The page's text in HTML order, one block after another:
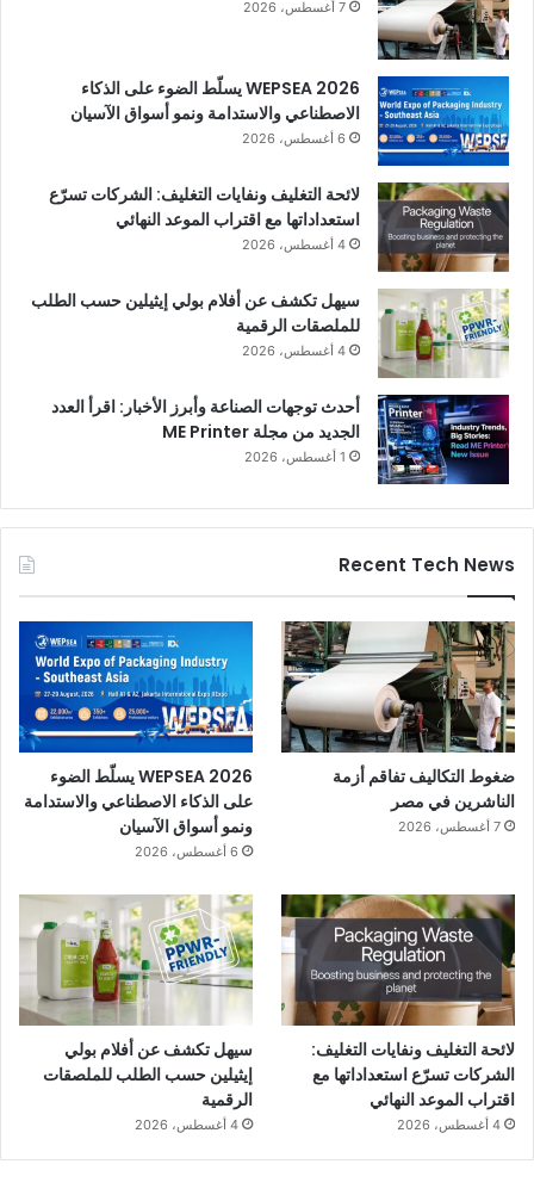
7 أغسطس، 2026
WEPSEA 2026 يسلّط الضوء على الذكاء
الاصطناعي والاستدامة ونمو أسواق الآسيان
6 أغسطس، 2026
لائحة التغليف ونفايات التغليف: الشركات تسرّع
استعداداتها مع اقتراب الموعد النهائي
4 أغسطس، 2026
سيهل تكشف عن أفلام بولي إيثيلين حسب الطلب
للملصقات الرقمية
4 أغسطس، 2026
أحدث توجهات الصناعة وأبرز الأخبار: اقرأ العدد
الجديد من مجلة ME Printer
1 أغسطس، 2026
Recent Tech News
ضغوط التكاليف تفاقم أزمة
الناشرين في مصر
7 أغسطس، 2026
WEPSEA 2026 يسلّط الضوء
على الذكاء الاصطناعي والاستدامة
ونمو أسواق الآسيان
6 أغسطس، 2026
لائحة التغليف ونفايات التغليف:
الشركات تسرّع استعداداتها مع
اقتراب الموعد النهائي
4 أغسطس، 2026
سيهل تكشف عن أفلام بولي
إيثيلين حسب الطلب للملصقات
الرقمية
4 أغسطس، 2026